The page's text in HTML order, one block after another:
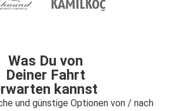
Was Du von
Deiner Fahrt
kannst
und günstige Optionen von / nach